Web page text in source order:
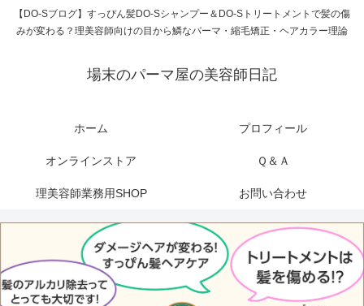
【DO-Sブログ】すっぴん髪DO-Sシャンプー＆DO-Sトリートメントで髪の傷
みが変わる？理美容師向けの目から鱗なパーマ・縮毛矯正・ヘアカラー理論
場末のパーマ屋の美容師日記
ホーム プロフィール
オンラインストア Ｑ＆Ａ
理美容師業務用SHOP お問い合わせ